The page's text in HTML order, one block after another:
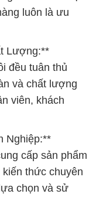
luôn là ưu
Lượng:**
đều tuân thủ
và chất lượng
viên, khách
Nghiệp:**
cấp sản phẩm
thức chuyên
chọn và sử